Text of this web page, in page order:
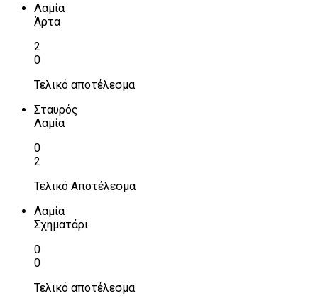
Λαμία
Άρτα
2
0
Τελικό αποτέλεσμα
Σταυρός
Λαμία
0
2
Τελικό Αποτέλεσμα
Λαμία
Σχηματάρι
0
0
Τελικό αποτέλεσμα